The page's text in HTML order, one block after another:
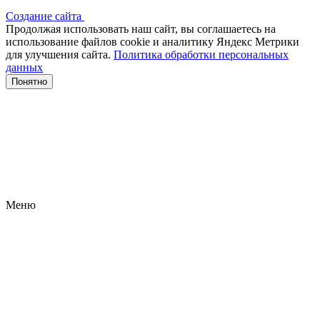
Создание сайта
Продолжая использовать наш сайт, вы соглашаетесь на
использование файлов сооkіе и аналитику Яндекс Метрики
для улучшения сайта. Политика обработки персональных
данных
Понятно
Меню